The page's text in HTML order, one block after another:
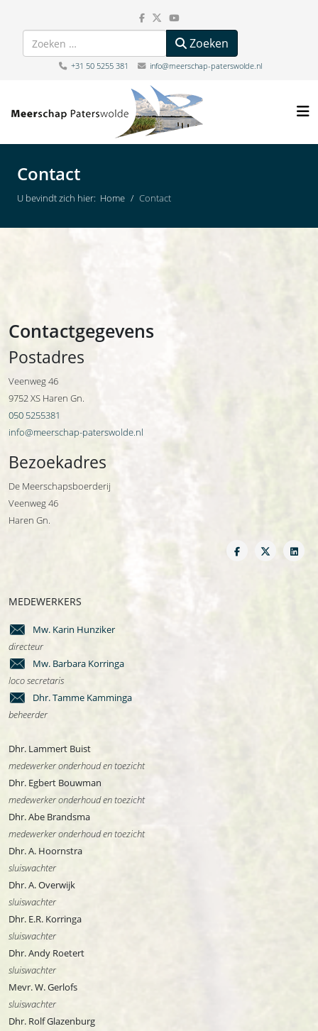
Zoeken Zoeken
+31 50 5255 381 info@meerschap-paterswolde.nl
Contact
U bevindt zich hier: Home Contact
Contactgegevens
Postadres
Veenweg 46
9752 XS Haren Gn.
050 5255381
info@meerschap-paterswolde.nl
Bezoekadres
De Meerschapsboerderij
Veenweg 46
Haren Gn.
MEDEWERKERS
Mw. Karin Hunziker
directeur
Mw. Barbara Korringa
loco secretaris
Dhr. Tamme Kamminga
beheerder
Dhr. Lammert Buist
medewerker onderhoud en toezicht
Dhr. Egbert Bouwman
medewerker onderhoud en toezicht
Dhr. Abe Brandsma
medewerker onderhoud en toezicht
Dhr. A. Hoornstra
sluiswachter
Dhr. A. Overwijk
sluiswachter
Dhr. E.R. Korringa
sluiswachter
Dhr. Andy Roetert
sluiswachter
Mevr. W. Gerlofs
sluiswachter
Dhr. Rolf Glazenburg